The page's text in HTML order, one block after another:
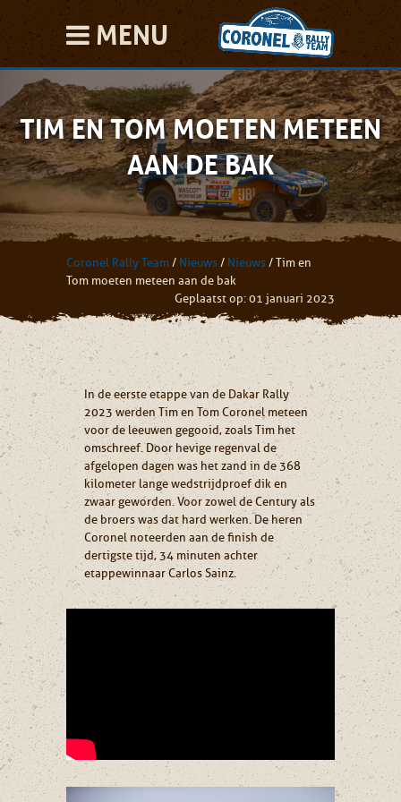
MENU
TIM EN TOM MOETEN METEEN
AAN DE BAK
Coronel Rally Team / Nieuws / Nieuws /Tim en
Tom moeten meteen aan de bak
Geplaatst op: 01 januari 2023
In de eerste etappe van de Dakar Rally
2023 werden Tim en Tom Coronel meteen
voor de leeuwen gegooid, zoals Tim het
omschreef. Door hevige regenval de
afgelopen dagen was het zand in de 368
kilometer lange wedstrijdproef dik en
zwaar geworden. Voor zowel de Century als
de broers was dat hard werken. De heren
Coronel noteerden aan de finish de
dertigste tijd, 34 minuten achter
etappewinnaar Carlos Sainz.